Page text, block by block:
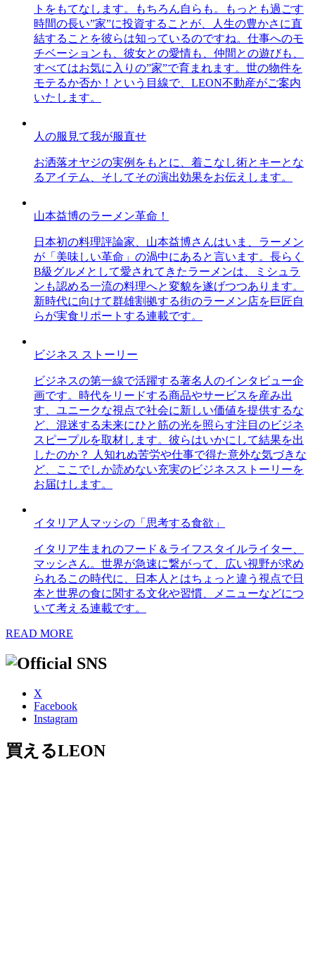
トをもてなします。もちろん自らも。もっとも過ごす
時間の長い”家”に投資することが、人生の豊かさに直
結することを彼らは知っているのですね。仕事へのモ
チベーションも、彼女との愛情も、仲間との遊びも、
すべてはお気に入りの”家”で育まれます。世の物件を
モテるか否か！という目線で、LEON不動産がご案内
いたします。
人の服見て我が服直せ
お洒落オヤジの実例をもとに、着こなし術とキーとな
るアイテム、そしてその演出効果をお伝えします。
山本益博のラーメン革命！
日本初の料理評論家、山本益博さんはいま、ラーメン
が「美味しい革命」の渦中にあると言います。長らく
B級グルメとして愛されてきたラーメンは、ミシュラ
ンも認める一流の料理へと変貌を遂げつつあります。
新時代に向けて群雄割拠する街のラーメン店を巨匠自
らが実食リポートする連載です。
ビジネス ストーリー
ビジネスの第一線で活躍する著名人のインタビュー企
画です。時代をリードする商品やサービスを産み出
す、ユニークな視点で社会に新しい価値を提供するな
ど、混迷する未来にひと筋の光を照らす注目のビジネ
スピープルを取材します。彼らはいかにして結果を出
したのか？ 人知れぬ苦労や仕事で得た意外な気づきな
ど、ここでしか読めない充実のビジネスストーリーを
お届けします。
イタリア人マッシの「思考する食欲」
イタリア生まれのフード＆ライフスタイルライター、
マッシさん。世界が急速に繋がって、広い視野が求め
られるこの時代に、日本人とはちょっと違う視点で日
本と世界の食に関する文化や習慣、メニューなどにつ
いて考える連載です。
READ MORE
X
Facebook
Instagram
買えるLEON